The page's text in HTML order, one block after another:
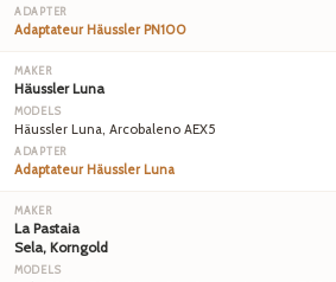
Adaptateur Häussler PN100
Häussler Luna
Häussler Luna, Arcobaleno AEX5
Adaptateur Häussler Luna
La Pastaia
Sela, Korngold